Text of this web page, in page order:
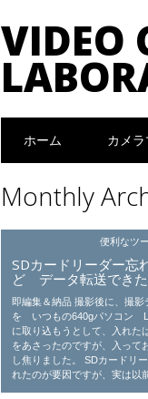
VIDEO
Main
ホーム カメ
Monthly
便利なツ
SDカードリーダー忘
ど データ転送できた
即編集＆納品 撮影後に、撮影
を いつもの640gパソコン
に取り込もうとして、入れた
をあさったのですが、入って
し焦りました。 SDカードリ
れたのが要因ですが、実は以